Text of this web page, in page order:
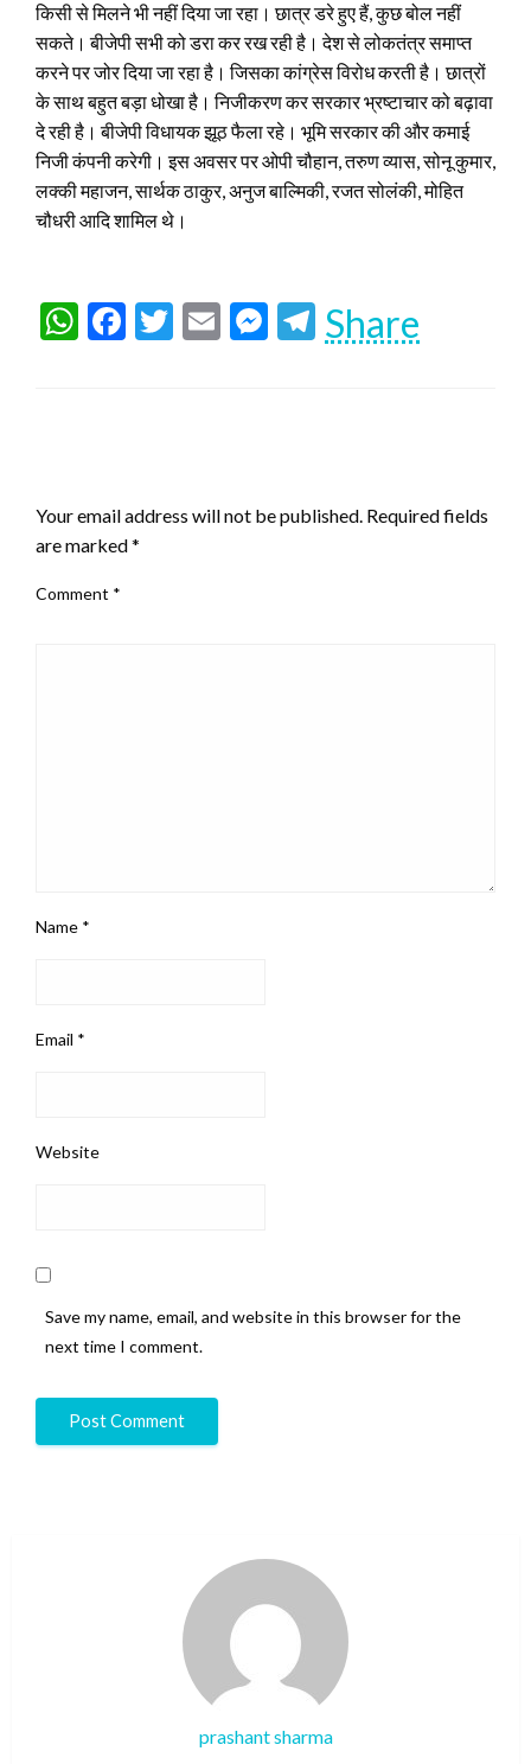
किसी से मिलने भी नहीं दिया जा रहा। छात्र डरे हुए हैं, कुछ बोल नहीं
सकते। बीजेपी सभी को डरा कर रख रही है। देश से लोकतंत्र समाप्त
करने पर जोर दिया जा रहा है। जिसका कांग्रेस विरोध करती है। छात्रों
के साथ बहुत बड़ा धोखा है। निजीकरण कर सरकार भ्रष्टाचार को बढ़ावा
दे रही है। बीजेपी विधायक झूठ फैला रहे। भूमि सरकार की और कमाई
निजी कंपनी करेगी। इस अवसर पर ओपी चौहान, तरुण व्यास, सोनू कुमार,
लक्की महाजन, सार्थक ठाकुर, अनुज बाल्मिकी, रजत सोलंकी, मोहित
चौधरी आदि शामिल थे।
WhatsApp
Facebook
Twitter
EmailMessenger
Telegram
Share
Your email address will not be published. Required fields
are marked*
Comment *
Name *
Email *
Website
Save my name, email, and website in this browser for the
next time I comment.
prashant sharma